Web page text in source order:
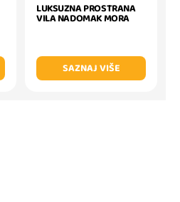
LUKSUZNA PROSTRANA
VILA NADOMAK MORA
SAZNAJ VIŠE